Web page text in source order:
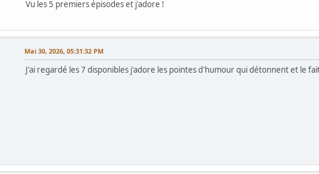
Vu les 5 premiers épisodes et j'adore !
Mai 30, 2026, 05:31:32 PM
J'ai regardé les 7 disponibles j'adore les pointes d'humour qui détonnent et le